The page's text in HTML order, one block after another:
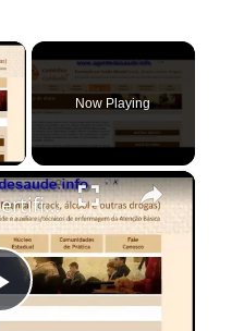
×
Now Playing
×
Play Video
Pegue o seu certificado do Curso Caminhos do Cuidado